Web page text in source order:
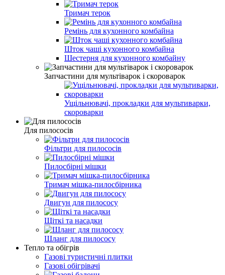
Тримач терок
Ремінь для кухонного комбайна
Шток чаші кухонного комбайна
Шестерня для кухонного комбайну
Запчастини для мультіварок і скороварок
Ущільнювачі, прокладки для мультиварки,
скороварки
Для пилососів
Фільтри для пилососів
Пилосбірні мішки
Тримач мішка-пилосбірника
Двигун для пилососу
Щіткі та насадки
Шланг для пилососу
Тепло та обігрів
Газові туристичні плитки
Газові обігрівачі